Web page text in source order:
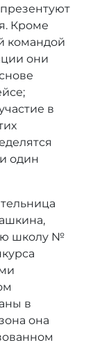
Кроме
командой
они
в
один
школу №
в
она